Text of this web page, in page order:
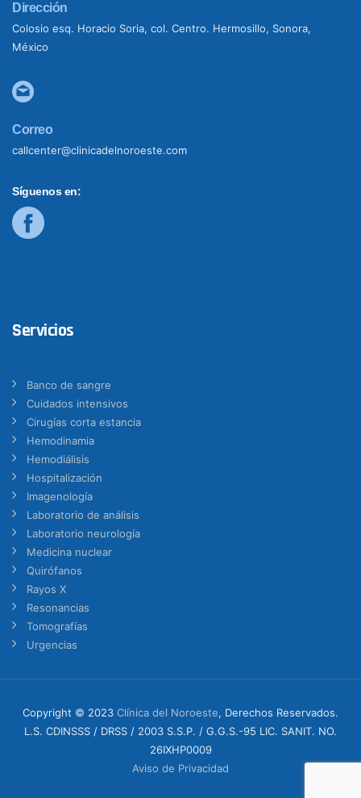
Dirección
Colosio esq. Horacio Soria, col. Centro. Hermosillo, Sonora,
México
Correo
callcenter@clinicadelnoroeste.com
Síguenos en:
Servicios
Banco de sangre
Cuidados intensivos
Cirugías corta estancia
Hemodinamia
Hemodiálisis
Hospitalización
Imagenología
Laboratorio de análisis
Laboratorio neurología
Medicina nuclear
Quirófanos
Rayos X
Resonancias
Tomografías
Urgencias
Copyright © 2023 Clínica del Noroeste, Derechos Reservados.
L.S. CDINSSS / DRSS / 2003 S.S.P. / G.G.S.-95 LIC. SANIT. NO.
26IXHP0009
Aviso de Privacidad